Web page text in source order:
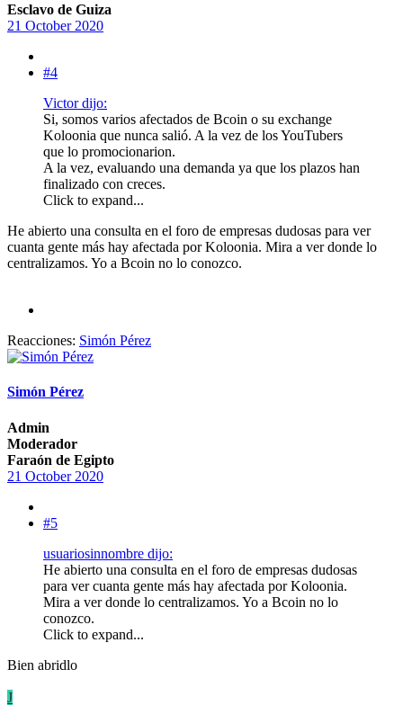
Esclavo de Guiza
21 October 2020
#4
Victor dijo:
Si, somos varios afectados de Bcoin o su exchange
Koloonia que nunca salió. A la vez de los YouTubers
que lo promocionarion.
A la vez, evaluando una demanda ya que los plazos han
finalizado con creces.
Click to expand...
He abierto una consulta en el foro de empresas dudosas para ver
cuanta gente más hay afectada por Koloonia. Mira a ver donde lo
centralizamos. Yo a Bcoin no lo conozco.
Reacciones: Simón Pérez
Simón Pérez
Admin
Moderador
Faraón de Egipto
21 October 2020
#5
usuariosinnombre dijo:
He abierto una consulta en el foro de empresas dudosas
para ver cuanta gente más hay afectada por Koloonia.
Mira a ver donde lo centralizamos. Yo a Bcoin no lo
conozco.
Click to expand...
Bien abridlo
J